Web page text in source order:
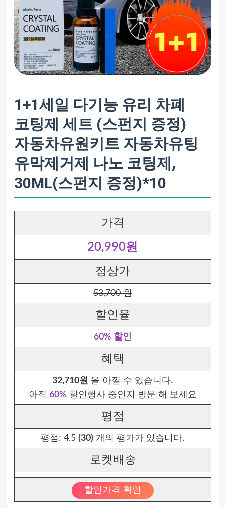
1+1세일 다기능 유리 차폐
코팅제 세트 (스펀지 증정)
자동차유원키트 자동차유팅
유막제거제 나노 코팅제,
30ML(스펀지 증정)*10
가격
20,990원
정상가
53,700 원
할인율
60% 할인
혜택
32,710원 을 아낄 수 있습니다.
아직 60% 할인행사 중인지 방문 해 보세요
평점
평점: 4.5 (30) 개의 평가가 있습니다.
로켓배송
할인가격 확인